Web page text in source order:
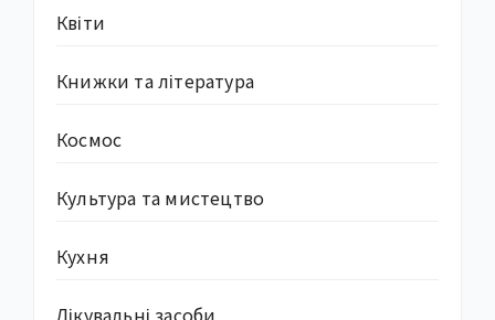
Квіти
Книжки та література
Космос
Культура та мистецтво
Кухня